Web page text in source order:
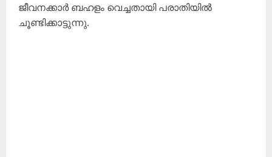
ജീവനക്കാർ ബഹളം വെച്ചതായി പരാതിയിൽ
ചൂണ്ടിക്കാട്ടുന്നു.